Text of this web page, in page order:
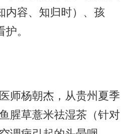
内容、知归时）、孩
。
杨朝杰，从贵州夏季
腥草薏米祛湿茶（针对